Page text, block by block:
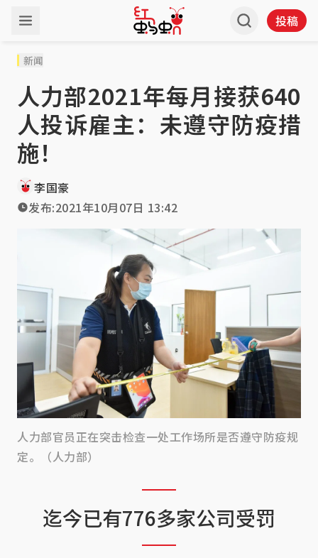
投稿
新闻
人力部2021年每月接获640
人投诉雇主：未遵守防疫措
施！
李国豪
发布:2021年10月07日 13:42
人力部官员正在突击检查一处工作场所是否遵守防疫规
定。（人力部）
迄今已有776多家公司受罚